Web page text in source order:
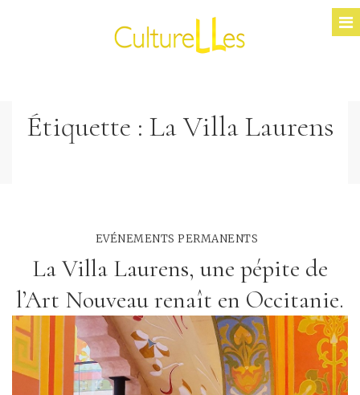
Étiquette : La Villa Laurens
EVÉNEMENTS PERMANENTS
La Villa Laurens, une pépite de
l’Art Nouveau renaît en Occitanie.